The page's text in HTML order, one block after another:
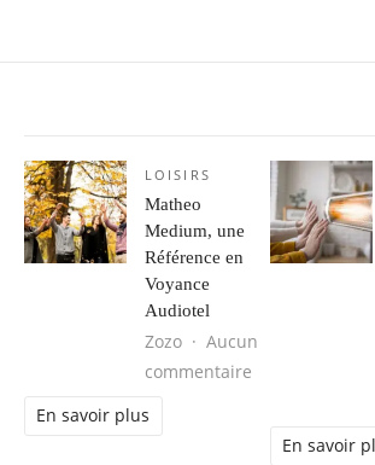
LOISIRS
Matheo
Medium, une
Référence en
Voyance
Audiotel
Zozo
Aucun
commentaire sur Matheo
En savoir plus
En savoir